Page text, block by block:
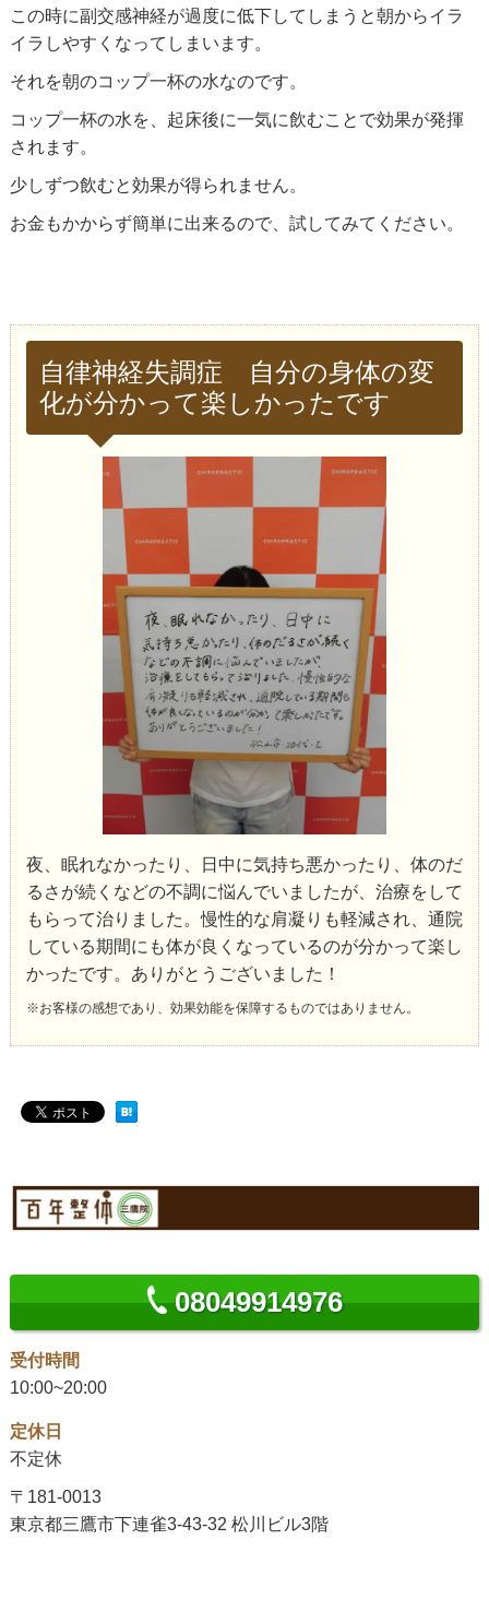
この時に副交感神経が過度に低下してしまうと朝からイラ
イラしやすくなってしまいます。
それを朝のコップ一杯の水なのです。
コップ一杯の水を、起床後に一気に飲むことで効果が発揮
されます。
少しずつ飲むと効果が得られません。
お金もかからず簡単に出来るので、試してみてください。
自律神経失調症 自分の身体の変
化が分かって楽しかったです
夜、眠れなかったり、日中に気持ち悪かったり、体のだ
るさが続くなどの不調に悩んでいましたが、治療をして
もらって治りました。慢性的な肩凝りも軽減され、通院
している期間にも体が良くなっているのが分かって楽し
かったです。ありがとうございました！
※お客様の感想であり、効果効能を保障するものではありません。
08049914976
受付時間
10:00~20:00
定休日
不定休
〒181-0013
東京都三鷹市下連雀3-43-32 松川ビル3階